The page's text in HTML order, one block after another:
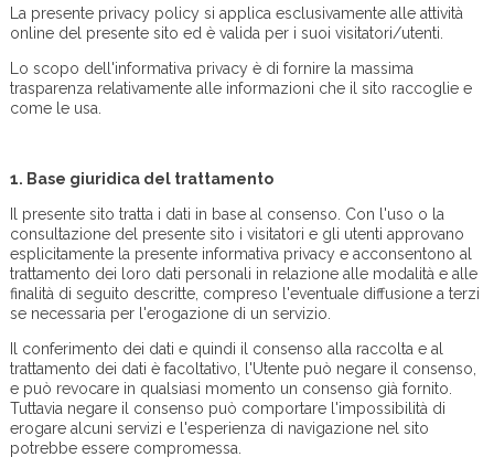
La presente privacy policy si applica esclusivamente alle attività
online del presente sito ed è valida per i suoi visitatori/utenti.
Lo scopo dell'informativa privacy è di fornire la massima
trasparenza relativamente alle informazioni che il sito raccoglie e
come le usa.
1. Base giuridica del trattamento
Il presente sito tratta i dati in base al consenso. Con l'uso o la
consultazione del presente sito i visitatori e gli utenti approvano
esplicitamente la presente informativa privacy e acconsentono al
trattamento dei loro dati personali in relazione alle modalità e alle
finalità di seguito descritte, compreso l'eventuale diffusione a terzi
se necessaria per l'erogazione di un servizio.
Il conferimento dei dati e quindi il consenso alla raccolta e al
trattamento dei dati è facoltativo, l'Utente può negare il consenso,
e può revocare in qualsiasi momento un consenso già fornito.
Tuttavia negare il consenso può comportare l'impossibilità di
erogare alcuni servizi e l'esperienza di navigazione nel sito
potrebbe essere compromessa.